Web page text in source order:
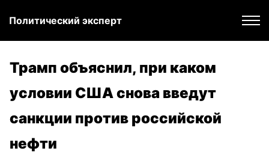
Политический эксперт
Трамп объяснил, при каком
условии США снова введут
санкции против российской
нефти